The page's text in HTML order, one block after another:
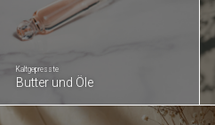
Kaltgepresste
Butter und Öle